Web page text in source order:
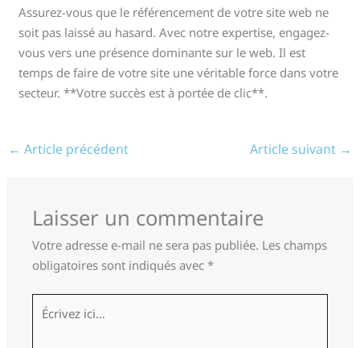
Assurez-vous que le référencement de votre site web ne
soit pas laissé au hasard. Avec notre expertise, engagez-
vous vers une présence dominante sur le web. Il est
temps de faire de votre site une véritable force dans votre
secteur. **Votre succès est à portée de clic**.
← Article précédent Article suivant →
Laisser un commentaire
Votre adresse e-mail ne sera pas publiée. Les champs
obligatoires sont indiqués avec*
Écrivez
ici…